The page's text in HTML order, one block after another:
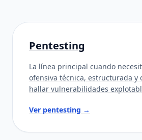
Pentesting
La línea principal cuando
ofensiva técnica, estructurada y
hallar vulnerabilidades
Ver pentesting →